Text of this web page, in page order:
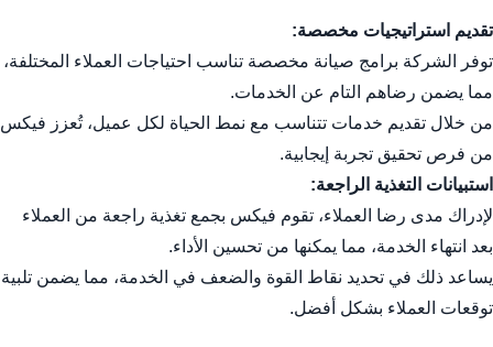
تقديم استراتيجيات مخصصة:
توفر الشركة برامج صيانة مخصصة تناسب احتياجات العملاء المختلفة،
مما يضمن رضاهم التام عن الخدمات.
من خلال تقديم خدمات تتناسب مع نمط الحياة لكل عميل، تُعزز فيكس
من فرص تحقيق تجربة إيجابية.
استبيانات التغذية الراجعة:
لإدراك مدى رضا العملاء، تقوم فيكس بجمع تغذية راجعة من العملاء
بعد انتهاء الخدمة، مما يمكنها من تحسين الأداء.
يساعد ذلك في تحديد نقاط القوة والضعف في الخدمة، مما يضمن تلبية
توقعات العملاء بشكل أفضل.